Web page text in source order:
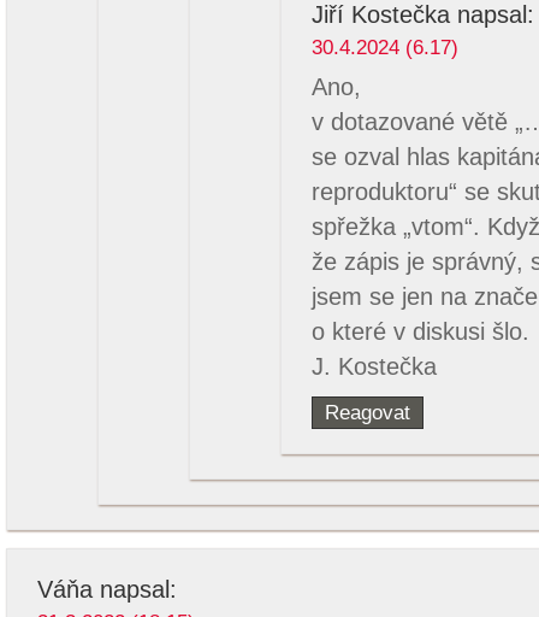
Jiří Kostečka napsal:
30.4.2024 (6.17)
Ano,
v dotazované větě
se ozval hlas
reproduktoru“ se
spřežka „vtom“.
že zápis je správný,
jsem se jen na
o které v diskusi šlo.
J. Kostečka
Reagovat
Váňa napsal: